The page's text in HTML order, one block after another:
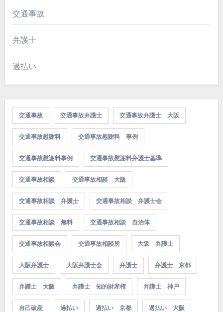
交通事故
弁護士
過払い
交通事故 交通事故弁護士 交通事故弁護士 大阪
交通事故慰謝料 交通事故慰謝料 事例
交通事故慰謝料事例 交通事故慰謝料弁護士基準
交通事故相談 交通事故相談 大阪
交通事故相談 弁護士 交通事故相談 弁護士会
交通事故相談 無料 交通事故相談 自治体
交通事故相談会 交通事故相談所 大阪 弁護士
大阪弁護士 大阪弁護士会 弁護士 弁護士 京都
弁護士 大阪 弁護士 知的財産権 弁護士 神戸
自己破産 過払い 過払い 京都 過払い 大阪